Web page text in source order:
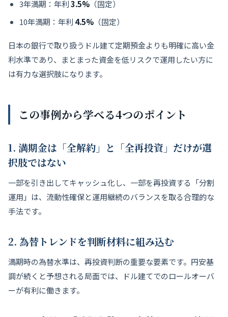
3年満期：年利3.5% （固定）
10年満期：年利 4.5% （固定）
日本の銀行で取り扱うドル建て定期預金よりも明確に高い金
利水準であり、まとまった資金を低リスクで運用したい方に
は有力な選択肢になります。
この事例から学べる4つのポイント
1. 満期金は「全解約」と「全再投資」だけが選
択肢ではない
一部を引き出してキャッシュ化し、一部を再投資する「分割
運用」は、流動性確保と運用継続のバランスを取る合理的な
手法です。
2. 為替トレンドを判断材料に組み込む
満期時の為替水準は、再投資判断の重要な要素です。円安基
調が続くと予想される局面では、ドル建てでのロールオーバ
ーが有利に働きます。